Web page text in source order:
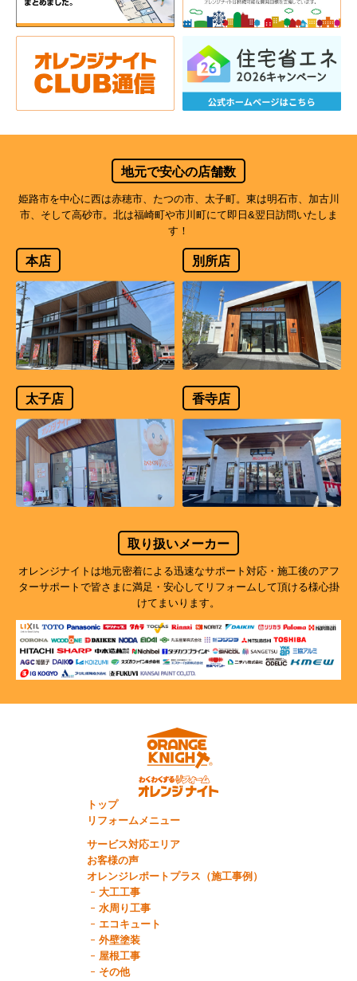
地元で安心の店舗数
姫路市を中心に西は赤穂市、たつの市、太子町。東は明石市、加古川
市、そして高砂市。北は福崎町や市川町にて即日&翌日訪問いたしま
す！
本店 別所店
太子店 香寺店
取り扱いメーカー
オレンジナイトは地元密着による迅速なサポート対応・施工後のアフ
ターサポートで皆さまに満足・安心してリフォームして頂ける様心掛
けてまいります。
トップ
リフォームメニュー
サービス対応エリア
お客様の声
オレンジレポートプラス（施工事例）
大工工事
水周り工事
エコキュート
外壁塗装
屋根工事
その他